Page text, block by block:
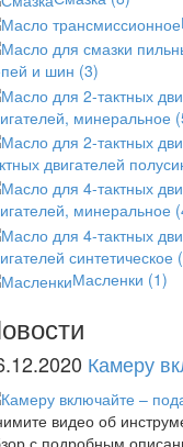
и шин (3)
минеральное
двигателей
минеральное
синтетическое
Масленки (1)
Камеру
видео об